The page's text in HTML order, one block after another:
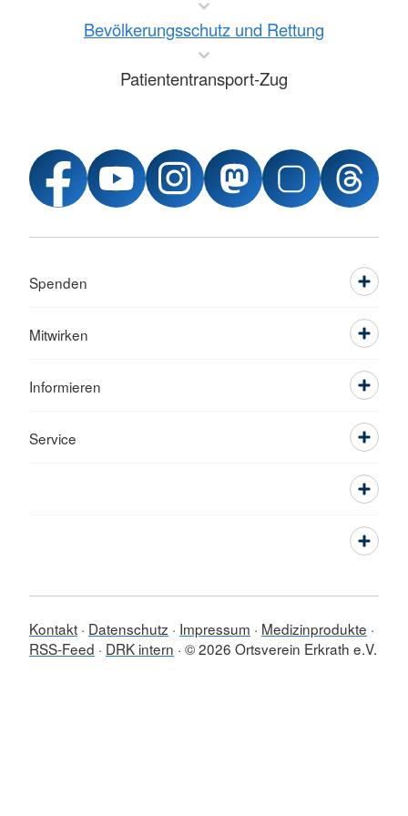
Bevölkerungsschutz und Rettung
Patiententransport-Zug
Spenden
Mitwirken
Informieren
Service
Kontakt Datenschutz Impressum
Medizinprodukte
RSS-Feed
DRK intern © 2026 Ortsverein Erkrath e.V.